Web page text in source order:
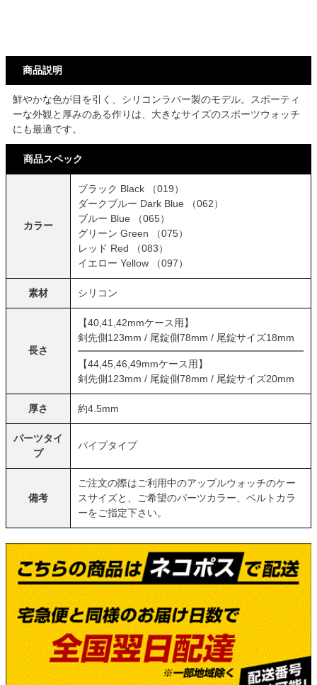
商品説明
鮮やかな色が目を引く、シリコンラバー製のモデル。スポーティ
ーな外観と厚みのある作りは、大きなサイズのスポーツウォッチ
にも最適です。
商品スペック
カラー
ブラック Black （019）
ダークブルー Dark Blue （062）
ブルー Blue （065）
グリーン Green （075）
レッド Red （083）
イエロー Yellow （097）
素材 シリコン
長さ
【40,41,42mmケース用】
剣先側123mm / 尾錠側78mm / 尾錠サイズ18mm
【44,45,46,49mmケース用】
剣先側123mm / 尾錠側78mm / 尾錠サイズ20mm
厚さ 約4.5mm
パーツタイ
プ
パイプタイプ
備考
ご注文の際はご利用中のアップルウォッチのケー
スサイズと、ご希望のパーツカラー、ベルトカラ
ーをご指定下さい。